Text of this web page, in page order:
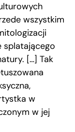
wszystkim
splatającego
[…] Tak
w
w jej